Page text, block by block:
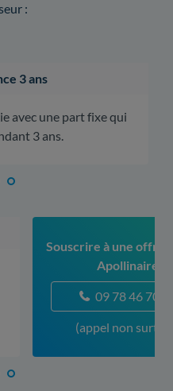
:
3 ans
avec une part fixe qui
3 ans.
Souscrire à une offre
Apollinaire
09 78 46 70
(appel non